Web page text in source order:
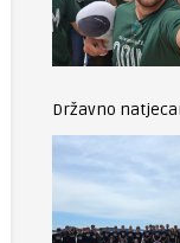
Državno